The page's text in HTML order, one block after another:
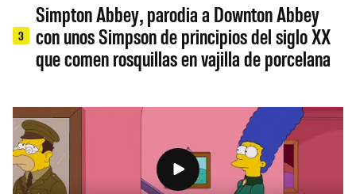
3
Simpton Abbey, parodia a Downton Abbey
con unos Simpson de principios del siglo XX
que comen rosquillas en vajilla de porcelana